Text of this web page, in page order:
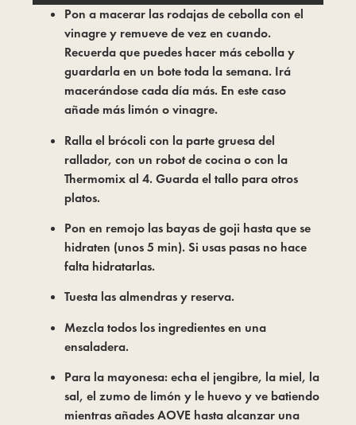
Pon a macerar las rodajas de cebolla con el
vinagre y remueve de vez en cuando.
Recuerda que puedes hacer más cebolla y
guardarla en un bote toda la semana. Irá
macerándose cada día más. En este caso
añade más limón o vinagre.
Ralla el brócoli con la parte gruesa del
rallador, con un robot de cocina o con la
Thermomix al 4. Guarda el tallo para otros
platos.
Pon en remojo las bayas de goji hasta que se
hidraten (unos 5 min). Si usas pasas no hace
falta hidratarlas.
Tuesta las almendras y reserva.
Mezcla todos los ingredientes en una
ensaladera.
Para la mayonesa: echa el jengibre, la miel, la
sal, el zumo de limón y le huevo y ve batiendo
mientras añades AOVE hasta alcanzar una